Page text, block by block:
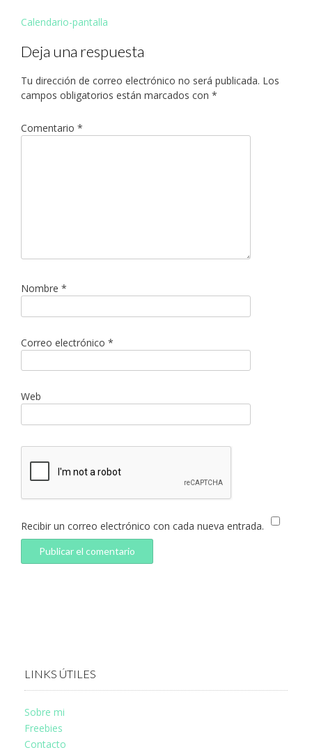
Navegación
entradas
Calendario-pantalla
Deja una respuesta
Tu dirección de correo electrónico no será publicada. Los
campos obligatorios están marcados con *
Comentario *
Nombre *
Correo electrónico *
Web
Recibir un correo electrónico con cada nueva entrada.
LINKS ÚTILES
Sobre mi
Freebies
Contacto